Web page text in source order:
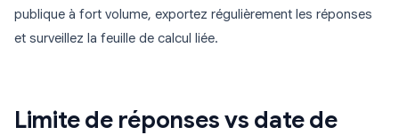
publique à fort volume, exportez régulièrement les réponses
et surveillez la feuille de calcul liée.
Limite de réponses vs date de